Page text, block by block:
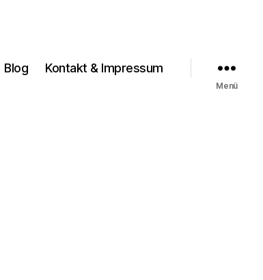
Blog Kontakt & Impressum
Menü